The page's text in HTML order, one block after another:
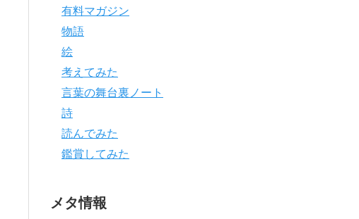
有料マガジン
物語
絵
考えてみた
言葉の舞台裏ノート
詩
読んでみた
鑑賞してみた
メタ情報